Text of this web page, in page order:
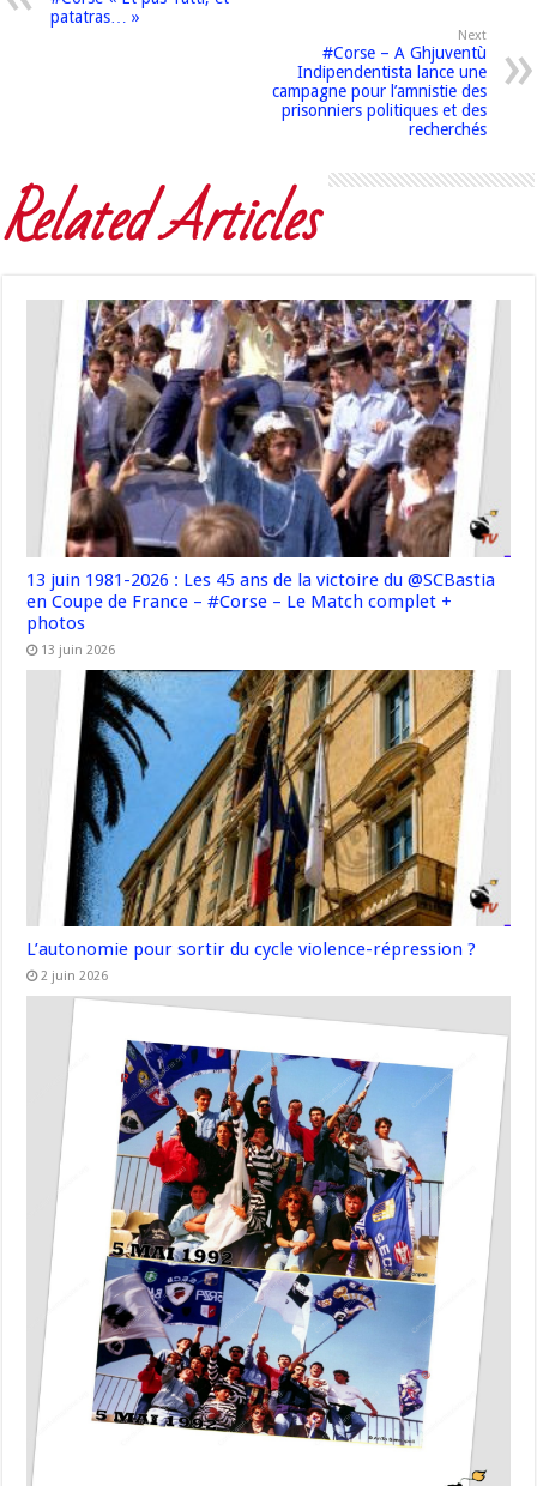
patatras… »
Next
#Corse – A Ghjuventù
Indipendentista lance une
campagne pour l’amnistie des
prisonniers politiques et des
recherchés
Related Articles
13 juin 1981-2026 : Les 45 ans de la victoire du @SCBastia
en Coupe de France – #Corse – Le Match complet +
photos
13 juin 2026
L’autonomie pour sortir du cycle violence-répression ?
2 juin 2026